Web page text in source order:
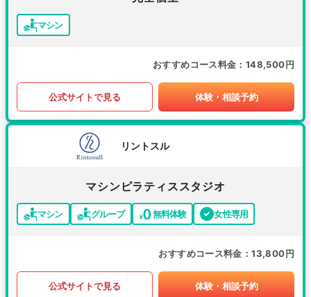
マシン
おすすめコース料金 148,500円
公式サイトで見る 体験・相談予約
リントスル
マシンピラティススタジオ
マシン グループ 無料体験 女性専用
おすすめコース料金 13,800円
公式サイトで見る 体験・相談予約